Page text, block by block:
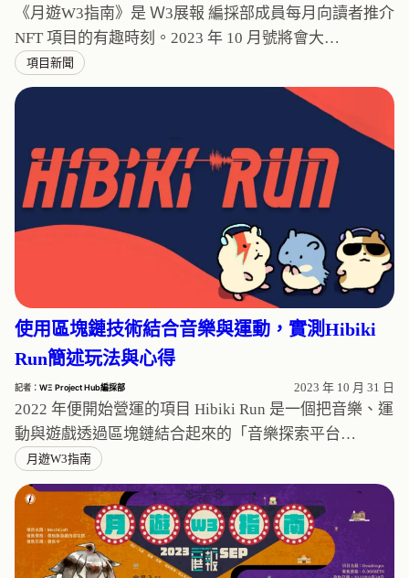
《月遊W3指南》是 Ｗ3展報 編採部成員每月向讀者推介
NFT 項目的有趣時刻。2023 年 10 月號將會大…
項目新聞
使用區塊鏈技術結合音樂與運動，實測Hibiki
Run簡述玩法與心得
記者： WΞ Project Hub編採部 2023 年 10 月 31 日
2022 年便開始營運的項目 Hibiki Run 是一個把音樂、運
動與遊戲透過區塊鏈結合起來的「音樂探索平台…
月遊W3指南